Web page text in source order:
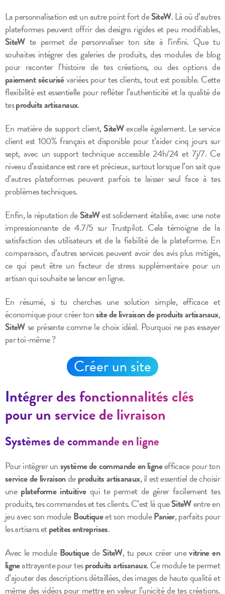
La personnalisation est un autre point fort deSiteW. Là où d’autres
plateformes peuvent offrir des designs rigides et peu modifiables,
SiteWte permet de personnaliser ton site à l’infini. Que tu
souhaites intégrer des galeries de produits, des modules de blog
pour raconter l’histoire de tes créations, ou des options de
paiement sécurisévariées pour tes clients, tout est possible. Cette
flexibilité est essentielle pour refléter l’authenticité et la qualité de
tesproduits artisanaux.
En matière de support client,SiteWexcelle également. Le service
client est 100% français et disponible pour t’aider cinq jours sur
sept, avec un support technique accessible 24h/24 et 7j/7. Ce
niveau d’assistance est rare et précieux, surtout lorsque l’on sait que
d’autres plateformes peuvent parfois te laisser seul face à tes
problèmes techniques.
Enfin, la réputation deSiteWest solidement établie, avec une note
impressionnante de 4.7/5 sur Trustpilot. Cela témoigne de la
satisfaction des utilisateurs et de la fiabilité de la plateforme. En
comparaison, d’autres services peuvent avoir des avis plus mitigés,
ce qui peut être un facteur de stress supplémentaire pour un
artisan qui souhaite se lancer en ligne.
En résumé, si tu cherches une solution simple, efficace et
économique pour créer tonsite de livraison de produits artisanaux,
SiteWse présente comme le choix idéal. Pourquoi ne pas essayer
par toi-même ?
Créer un site
Intégrer des fonctionnalités clés
pour un service de livraison
Systèmes de commande en ligne
Pour intégrer unsystème de commande en ligneefficace pour ton
service de livraisondeproduits artisanaux, il est essentiel de choisir
une plateforme intuitivequi te permet de gérer facilement tes
produits, tes commandes et tes clients. C’est là queSiteWentre en
jeu avec son moduleBoutiqueet son modulePanier, parfaits pour
les artisans etpetites entreprises.
Avec le module Boutiquede SiteW, tu peux créer unevitrine en
ligneattrayante pour tesproduits artisanaux. Ce module te permet
d’ajouter des descriptions détaillées, des images de haute qualité et
même des vidéos pour mettre en valeur l’unicité de tes créations.